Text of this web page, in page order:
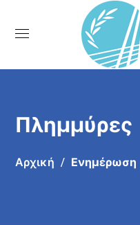
Πλημμύρες
Αρχική Ενημέρωση